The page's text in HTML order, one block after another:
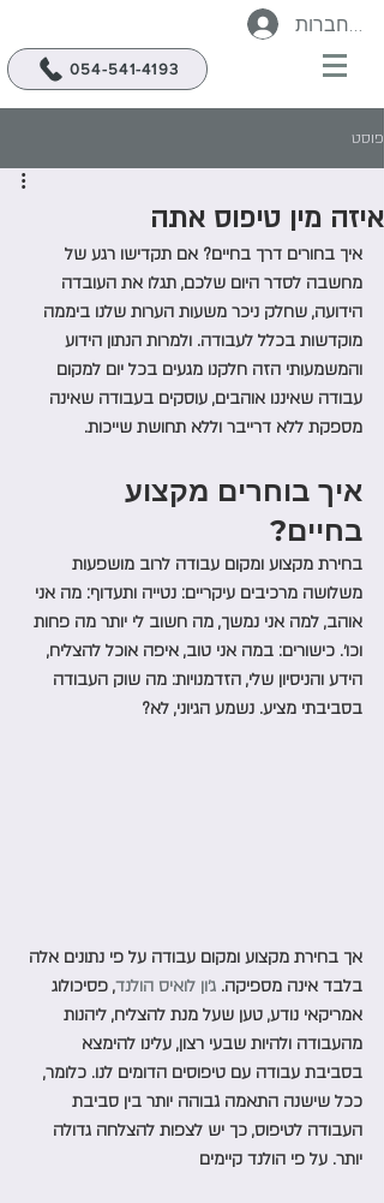
054-541-4193
להתחברות
פוסט
איזה מין טיפוס אתה
איך בחורים דרך בחיים? אם תקדישו רגע של
מחשבה לסדר היום שלכם, תגלו את העובדה
הידועה, שחלק ניכר משעות הערות שלנו ביממה
מוקדשות בכלל לעבודה. ולמרות הנתון הידוע
והמשמעותי הזה חלקנו מגעים בכל יום למקום
עבודה שאיננו אוהבים, עוסקים בעבודה שאינה
מספקת ללא דרייבר וללא תחושת שייכות.
איך בוחרים מקצוע
בחיים?
בחירת מקצוע ומקום עבודה לרוב מושפעות
משלושה מרכיבים עיקריים: נטייה ותעדוף: מה אני
אוהב, למה אני נמשך, מה חשוב לי יותר מה פחות
וכו׳. כישורים: במה אני טוב, איפה אוכל להצליח,
הידע והניסיון שלי, הזדמנויות: מה שוק העבודה
בסביבתי מציע. נשמע הגיוני, לא?
אך בחירת מקצוע ומקום עבודה על פי נתונים אלה
בלבד אינה מספיקה. ג׳ון לואיס הולנד, פסיכולוג
אמריקאי נודע, טען שעל מנת להצליח, ליהנות
מהעבודה ולהיות שבעי רצון, עלינו להימצא
בסביבת עבודה עם טיפוסים הדומים לנו. כלומר,
ככל שישנה התאמה גבוהה יותר בין סביבת
העבודה לטיפוס, כך יש לצפות להצלחה גדולה
יותר. על פי הולנד קיימים